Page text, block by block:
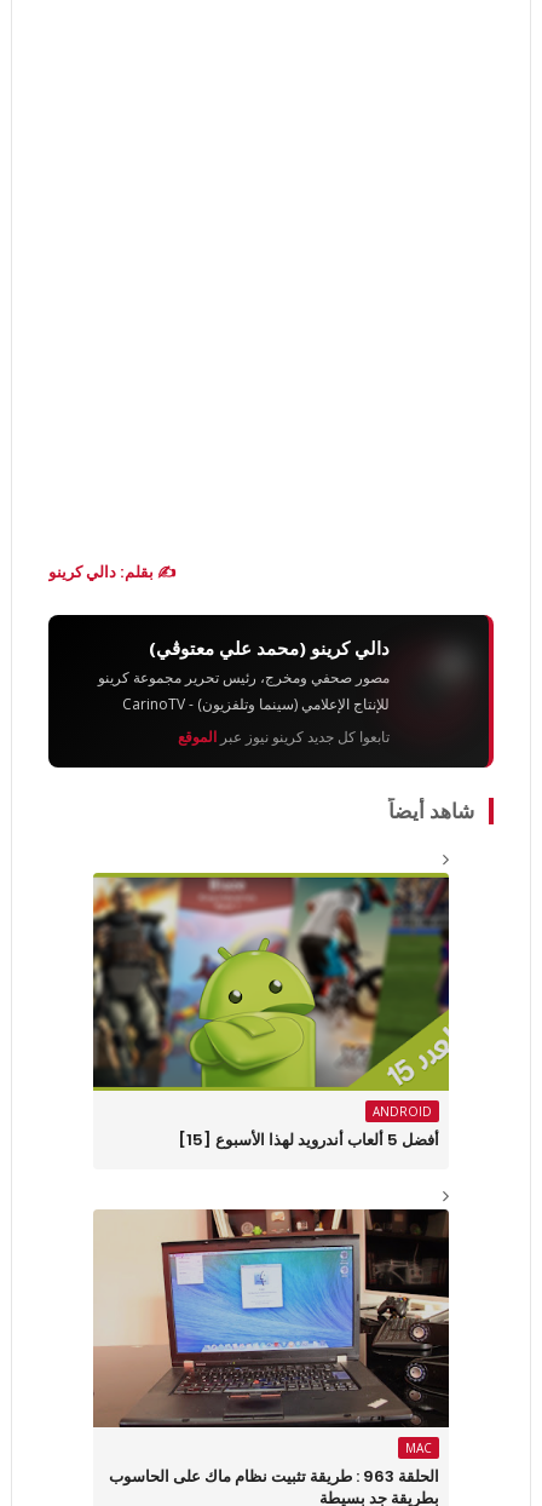
✍️ بقلم: دالي كرينو
دالي كرينو (محمد علي معتوڨي)
مصور صحفي ومخرج، رئيس تحرير مجموعة كرينو
للإنتاج الإعلامي (سينما وتلفزيون) - CarinoTV
تابعوا كل جديد كرينو نيوز عبر الموقع
شاهد أيضاً
ANDROID
أفضل 5 ألعاب أندرويد لهذا الأسبوع [15]
MAC
الحلقة 963 : طريقة تثبيت نظام ماك على الحاسوب
بطريقة جد بسيطة